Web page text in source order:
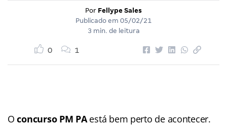
Por Fellype Sales
Publicado em 05/02/21
3 min. de leitura
0 1
Oconcurso PM PAestá bem perto de acontecer.